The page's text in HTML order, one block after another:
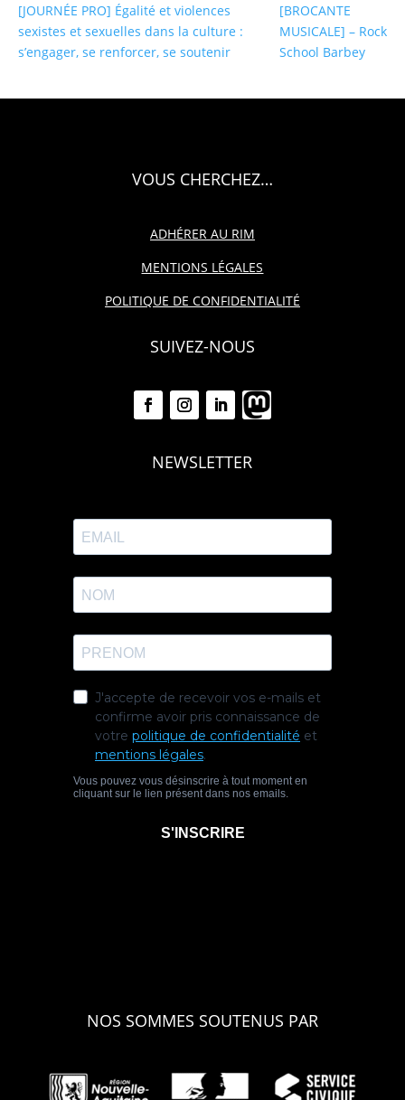
[JOURNÉE PRO] Égalité et violences
sexistes et sexuelles dans la culture :
s’engager, se renforcer, se soutenir
[BROCANTE
MUSICALE] – Rock
School Barbey
VOUS CHERCHEZ…
ADHÉRER AU RIM
MENTIONS LÉGALES
POLITIQUE DE CONFIDENTIALITÉ
SUIVEZ-NOUS
NEWSLETTER
NOS SOMMES SOUTENUS PAR